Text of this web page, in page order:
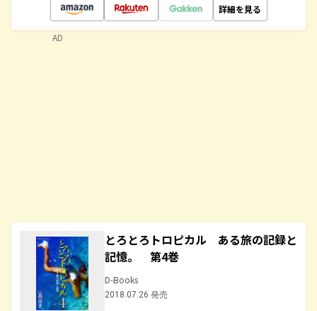
詳細を見る
とろとろトロピカル ある旅の記録と
記憶。 第4巻
D-Books
2018.07.26 発売
AD